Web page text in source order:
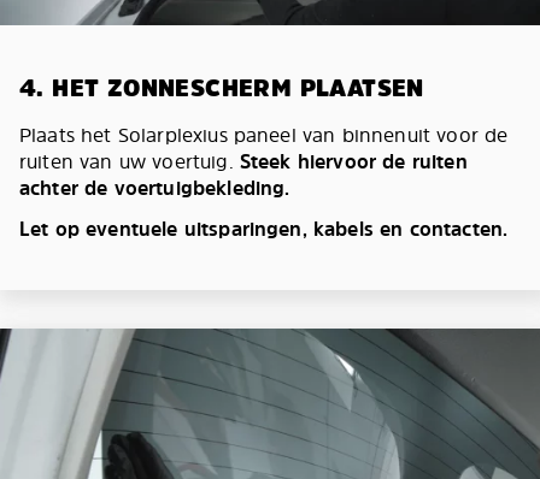
4. HET ZONNESCHERM PLAATSEN
Plaats het Solarplexius paneel van binnenuit voor de
ruiten van uw voertuig. Steek hiervoor de ruiten
achter de voertuigbekleding.
Let op eventuele uitsparingen, kabels en contacten.